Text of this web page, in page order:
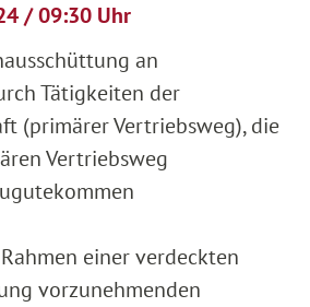
/ 09:30 Uhr
an
Tätigkeiten der
(primärer Vertriebsweg), die
Vertriebsweg
einer verdeckten
vorzunehmenden